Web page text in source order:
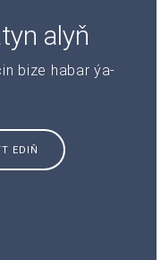
alyň
bize habar ýa-
EDIŇ